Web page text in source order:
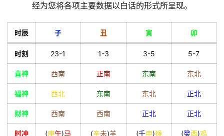
经为您将各项主要数据以白话的形式所呈现。
时辰 子 丑 寅 卯
时刻 23-1 1-3 3-5 5-7
喜神 西南 正南 东南 东北
福神 西北 东南 东北 正北
财神 西南 西南 正北 正北
时冲 (庚午)马 (辛未)羊 (壬申)猴 (癸酉)鸡